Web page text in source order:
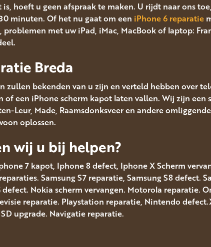
hoeft u geen afspraak te maken. U rijdt naar ons
minuten. Of het nu gaat om een iPhone 6 reparatie
, problemen met uw iPad, iMac, MacBook of laptop:
Breda
zullen bekenden van u zijn en verteld hebben over
of een iPhone scherm kapot laten vallen. Wij zijn
Leur, Made, Raamsdonksveer en andere
oplossen.
wij u bij helpen?
7 kapot, Iphone 8 defect, Iphone X Scherm
Samsung S7 reparatie, Samsung S8 defect.
defect. Nokia scherm vervangen. Motorola reparatie.
reparatie. Playstation reparatie, Nintendo
upgrade. Navigatie reparatie.